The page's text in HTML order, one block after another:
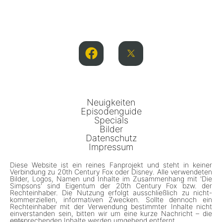
Neuigkeiten
Episodenguide
Specials
Bilder
Datenschutz
Impressum
Diese Website ist ein reines Fanprojekt und steht in keiner
Verbindung zu 20th Century Fox oder Disney. Alle verwendeten
Bilder, Logos, Namen und Inhalte im Zusammenhang mit 'Die
Simpsons' sind Eigentum der 20th Century Fox bzw. der
Rechteinhaber. Die Nutzung erfolgt ausschließlich zu nicht-
kommerziellen, informativen Zwecken. Sollte dennoch ein
Rechteinhaber mit der Verwendung bestimmter Inhalte nicht
einverstanden sein, bitten wir um eine kurze Nachricht – die
entsprechenden Inhalte werden umgehend entfernt